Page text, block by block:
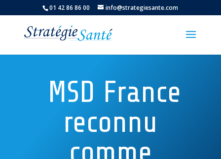
01 42 86 86 00 info@strategiesante.com
MSD France
reconnu